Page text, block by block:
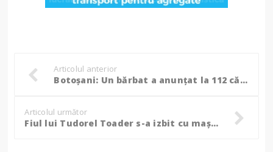
Articolul anterior
Botoșani: Un bărbat a anunțat la 112 că un nou-născut a fost aruncat la ghena de gunoi! FOTO
Articolul următor
Fiul lui Tudorel Toader s-a izbit cu mașina de un podeț!